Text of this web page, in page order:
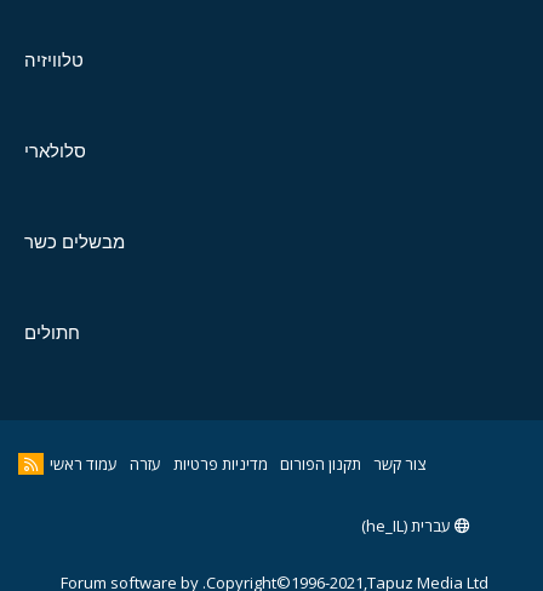
טלוויזיה
סלולארי
מבשלים כשר
חתולים
צור קשר תקנון הפורום מדיניות פרטיות עזרה עמוד ראשי
עברית (he_IL)
Copyright©1996-2021,Tapuz Media Ltd.
Forum software by